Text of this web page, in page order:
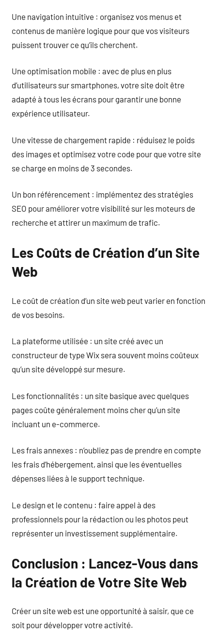
Une navigation intuitive : organisez vos menus et
contenus de manière logique pour que vos visiteurs
puissent trouver ce qu’ils cherchent.
Une optimisation mobile : avec de plus en plus
d’utilisateurs sur smartphones, votre site doit être
adapté à tous les écrans pour garantir une bonne
expérience utilisateur.
Une vitesse de chargement rapide : réduisez le poids
des images et optimisez votre code pour que votre site
se charge en moins de 3 secondes.
Un bon référencement : implémentez des stratégies
SEO pour améliorer votre visibilité sur les moteurs de
recherche et attirer un maximum de trafic.
Les Coûts de Création d’un Site
Web
Le coût de création d’un site web peut varier en fonction
de vos besoins.
La plateforme utilisée : un site créé avec un
constructeur de type Wix sera souvent moins coûteux
qu’un site développé sur mesure.
Les fonctionnalités : un site basique avec quelques
pages coûte généralement moins cher qu’un site
incluant un e-commerce.
Les frais annexes : n’oubliez pas de prendre en compte
les frais d’hébergement, ainsi que les éventuelles
dépenses liées à le support technique.
Le design et le contenu : faire appel à des
professionnels pour la rédaction ou les photos peut
représenter un investissement supplémentaire.
Conclusion : Lancez-Vous dans
la Création de Votre Site Web
Créer un site web est une opportunité à saisir, que ce
soit pour développer votre activité.